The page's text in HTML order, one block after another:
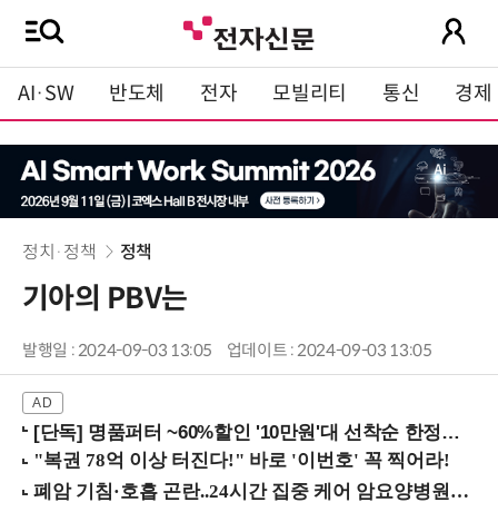
AI·SW 반도체 전자 모빌리티 통신 경제
정치·정책 정책
기아의 PBV는
발행일 : 2024-09-03 13:05 업데이트 : 2024-09-03 13:05
[단독] 명품퍼터 ~60%할인 '10만원'대 선착순 한정판매!